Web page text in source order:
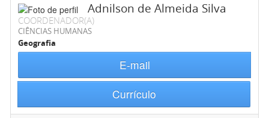
Adnilson de Almeida Silva
COORDENADOR(A)
CIÊNCIAS HUMANAS
Geografia
E-mail
Currículo